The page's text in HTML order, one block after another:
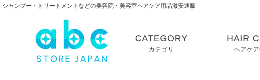
シャンプー・トリートメントなどの美容院・美容室ヘアケア用品激安通販
CATEGORY
カテゴリ
HAIR
ヘアケ